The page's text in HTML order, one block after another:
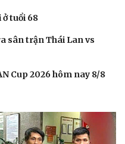
ở tuổi 68
sân trận Thái Lan vs
Cup 2026 hôm nay 8/8